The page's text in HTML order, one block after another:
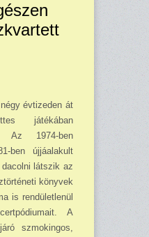
évtizeden át
játékában
Az 1974-ben
ben újjáalakult
látszik az
könyvek
is rendületlenül
A
szmokingos,